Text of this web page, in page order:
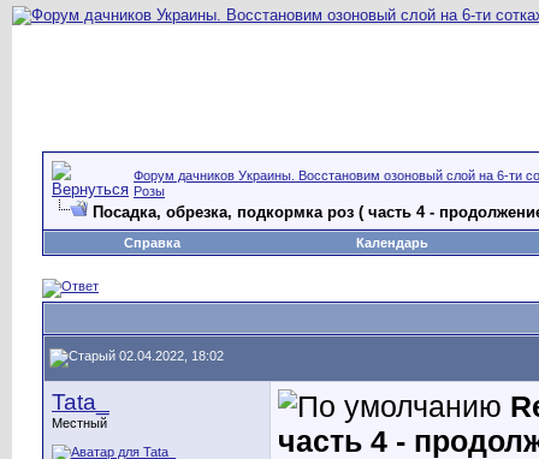
Форум дачников Украины. Восстановим озоновый слой на 6-ти
Розы
Посадка, обрезка, подкормка роз ( часть 4 -
Справка Календарь
02.04.2022, 18:02
Tata_
Местный
часть 4 -